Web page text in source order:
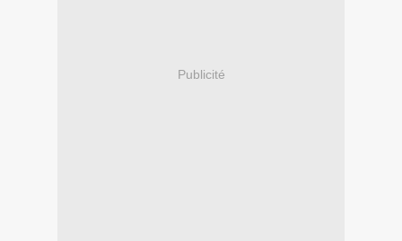
Publicité